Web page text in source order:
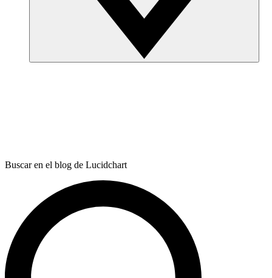
Buscar en el blog de Lucidchart